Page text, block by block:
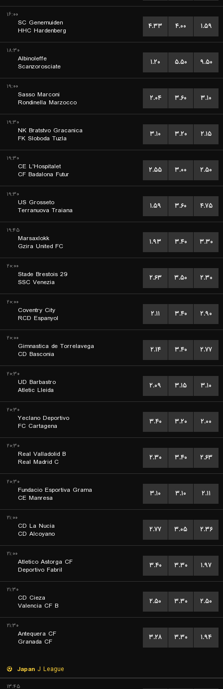
۱۶:۰۰
SC Genemuiden
HHC Hardenberg
۴.۳۳ ۴.۰۰ ۱.۵۹
۱۸:۳۰
Albinoleffe
Scanzorosciate
۱.۲۰ ۵.۵۰ ۹.۵۰
۱۹:۰۰
Sasso Marconi
Rondinella Marzocco
۲.۰۴ ۳.۶۰ ۳.۱۰
۱۹:۳۰
NK Bratstvo Gracanica
FK Sloboda Tuzla
۳.۱۰ ۳.۲۰ ۲.۱۵
۱۹:۳۰
CE L'Hospitalet
CF Badalona Futur
۲.۵۵ ۳.۰۰ ۲.۵۰
۱۹:۳۰
US Grosseto
Terranuova Traiana
۱.۵۹ ۳.۶۰ ۴.۷۵
۱۹:۴۵
Marsaxlokk
Gzira United FC
۱.۹۳ ۳.۴۰ ۳.۳۰
۲۰:۰۰
Stade Brestois 29
SSC Venezia
۲.۶۳ ۳.۵۰ ۲.۳۰
۲۰:۰۰
Coventry City
RCD Espanyol
۲.۱۱ ۳.۴۰ ۲.۹۰
۲۰:۰۰
Gimnastica de Torrelavega
CD Basconia
۲.۱۴ ۳.۴۰ ۲.۷۷
۲۰:۳۰
UD Barbastro
Atletic Lleida
۲.۰۹ ۳.۱۵ ۳.۱۰
۲۰:۳۰
Yeclano Deportivo
FC Cartagena
۳.۴۰ ۳.۲۰ ۲.۰۰
۲۰:۳۰
Real Valladolid B
Real Madrid C
۲.۳۰ ۳.۴۰ ۲.۶۳
۲۰:۳۰
Fundacio Esportiva Grama
CE Manresa
۳.۱۰ ۳.۱۰ ۲.۱۱
۲۱:۰۰
CD La Nucia
CD Alcoyano
۲.۷۷ ۳.۰۵ ۲.۳۶
۲۱:۰۰
Atletico Astorga CF
Deportivo Fabril
۳.۴۰ ۳.۳۰ ۱.۹۷
۲۱:۳۰
CD Cieza
Valencia CF B
۲.۵۰ ۳.۳۰ ۲.۵۰
۲۱:۳۰
Antequera CF
Granada CF
۳.۲۸ ۳.۳۰ ۱.۹۴
Japan J League
۱۳:۴۵